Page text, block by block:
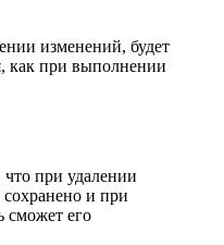
изменений, будет
как при выполнении
что при удалении
сохранено и при
сможет его